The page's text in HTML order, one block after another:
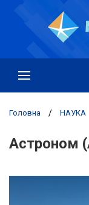
Головна / НАУКА
Астроном